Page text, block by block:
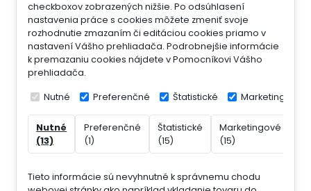
checkboxov zobrazených nižšie. Po odsúhlasení
nastavenia práce s cookies môžete zmeniť svoje
rozhodnutie zmazaním či editáciou cookies priamo v
nastavení Vášho prehliadača. Podrobnejšie informácie
k premazaniu cookies nájdete v Pomocníkovi Vášho
prehliadača.
Nutné Preferenčné Štatistické Marketingové
Nutné
(13)
Preferenčné
(1)
Štatistické
(15)
Marketingové
(15)
Tieto informácie sú nevyhnutné k správnemu chodu